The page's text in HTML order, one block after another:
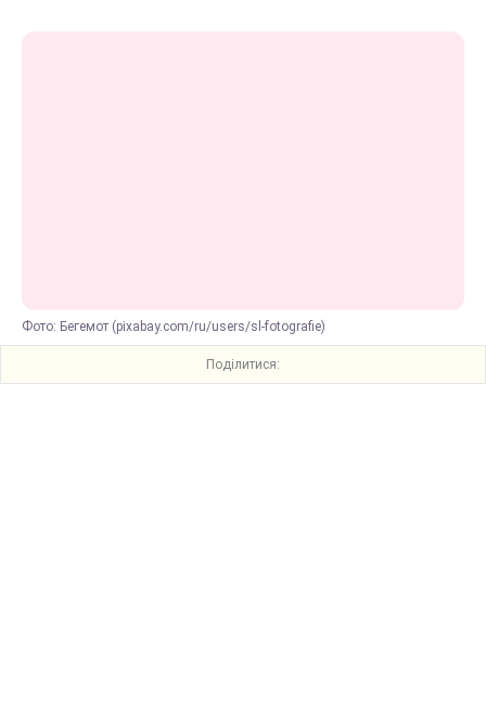
Фото: Бегемот (pixabay.com/ru/users/sl-fotografie)
Поділитися: